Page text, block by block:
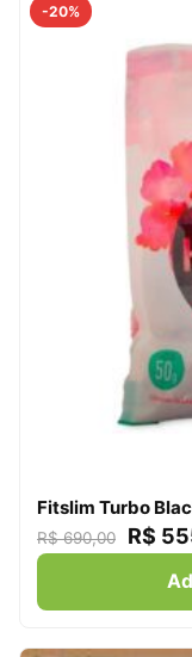
-20%
Fitslim Turbo
R$690,00 R$